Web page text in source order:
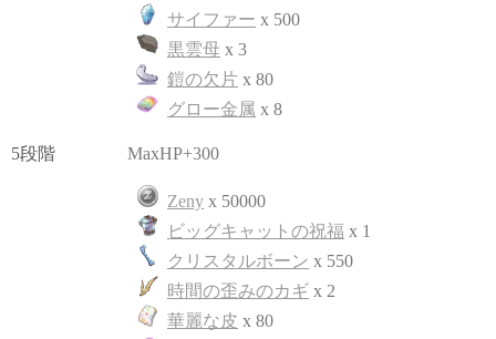
サイファー x 500
黒雲母 x 3
鎧の欠片 x 80
グロー金属 x 8
5段階 MaxHP+300
Zeny x 50000
ビッグキャットの祝福 x 1
クリスタルボーン x 550
時間の歪みのカギ x 2
華麗な皮 x 80